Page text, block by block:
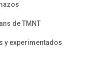
de TMNT
y experimentados